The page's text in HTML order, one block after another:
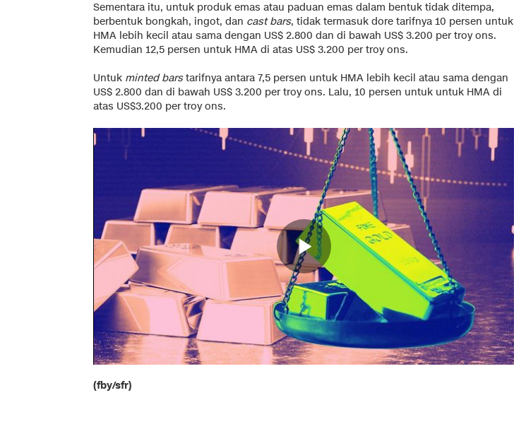
Sementara itu, untuk produk emas atau paduan emas dalam bentuk tidak ditempa,
berbentuk bongkah, ingot, dan cast bars, tidak termasuk dore tarifnya 10 persen untuk
HMA lebih kecil atau sama dengan US$ 2.800 dan di bawah US$ 3.200 per troy ons.
Kemudian 12,5 persen untuk HMA di atas US$ 3.200 per troy ons.
Untuk minted barstarifnya antara 7,5 persen untuk HMA lebih kecil atau sama dengan
US$ 2.800 dan di bawah US$ 3.200 per troy ons. Lalu, 10 persen untuk untuk HMA di
atas US$3.200 per troy ons.
(fby/sfr)